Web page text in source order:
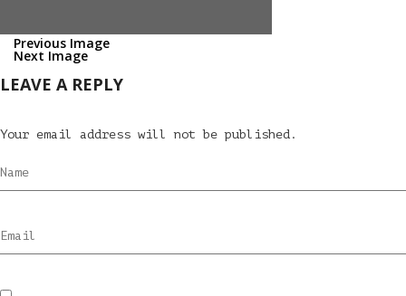
Previous Image
Next Image
LEAVE A REPLY
Your email address will not be published.
Name
Email